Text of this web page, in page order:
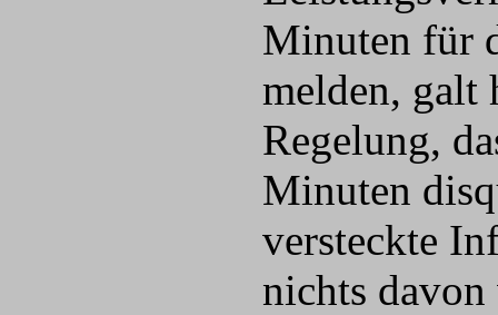
Minuten für
melden, galt
Regelung,
Minuten
versteckte
nichts davon